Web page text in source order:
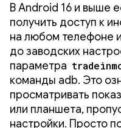
В Android 16 и выше
получить доступ к
на любом телефоне
до заводских
параметра
команды adb. Это
просматривать
или планшета,
настройки. Просто